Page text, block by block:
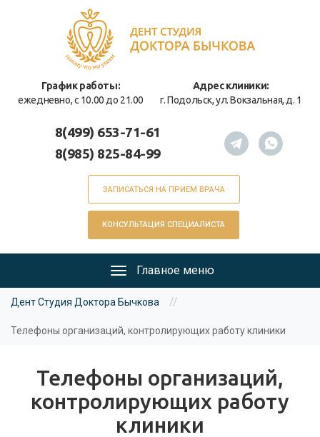
График работы:
ежедневно, с 10.00 до 21.00
Адрес клиники:
г. Подольск, ул. Вокзальная, д. 1
8(499) 653-71-61
8(985) 825-84-99
ЗАПИСАТЬСЯ НА ПРИЕМ ВРАЧА
КОНСУЛЬТАЦИЯ СПЕЦИАЛИСТА
Главное
меню
Главное меню
Вы
здесь
Дент Студия Доктора Бычкова //
Телефоны организаций, контролирующих работу клиники
Телефоны организаций,
контролирующих работу
клиники